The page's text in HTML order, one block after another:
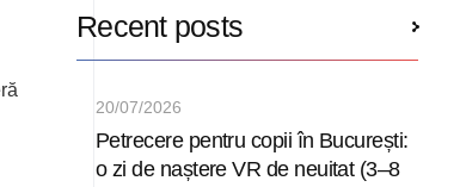
Recent posts
Petrecere pentru copii în București:
o zi de naștere VR de neuitat (3–8
20/07/2026